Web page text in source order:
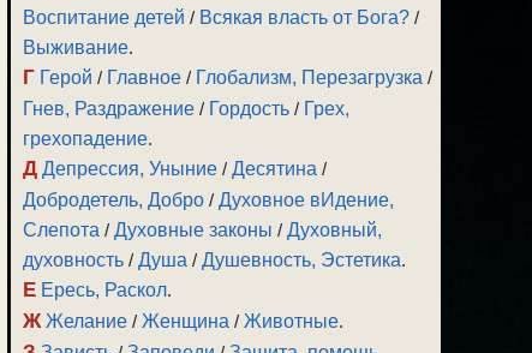
Воспитание детей / Всякая власть от Бога? /
Выживание.
Г Герой / Главное / Глобализм, Перезагрузка /
Гнев, Раздражение / Гордость / Грех,
грехопадение.
Д Депрессия, Уныние /Десятина /
Добродетель, Добро /Духовное вИдение,
Слепота /Духовные законы /Духовный,
духовность /Душа /Душевность, Эстетика.
Е Ересь, Раскол.
Ж Желание /Женщина /Животные.